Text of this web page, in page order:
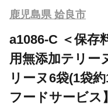
鹿児島県 姶良市
a1086-C ＜保存
用無添加テリー
リーヌ6袋(1袋
フードサービス